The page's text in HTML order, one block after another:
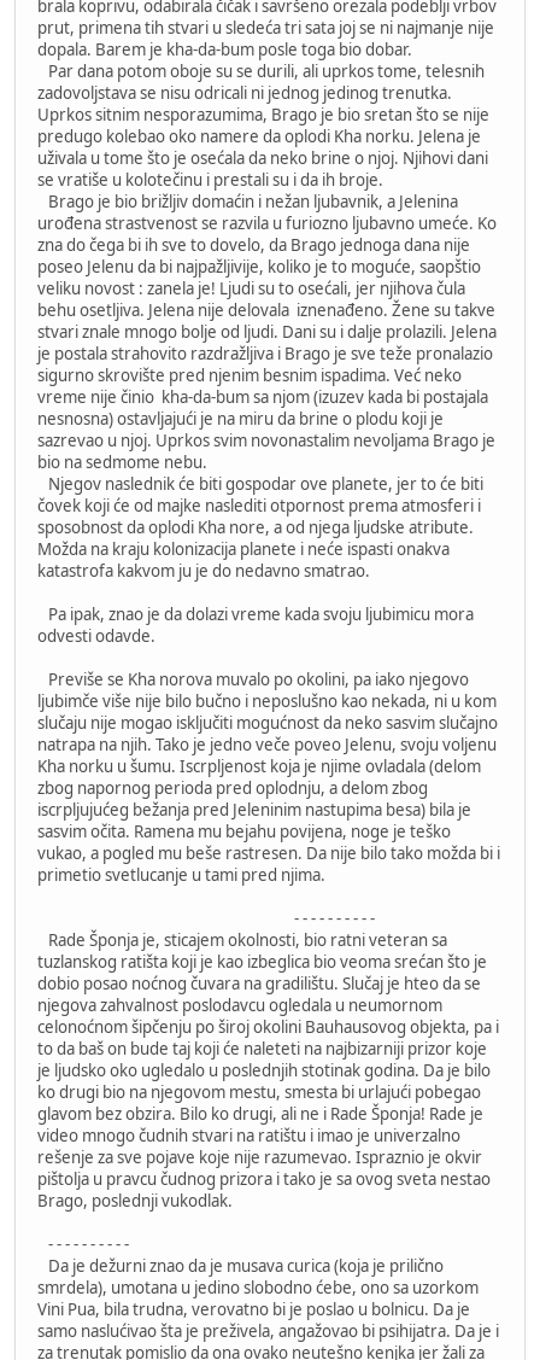
brala koprivu, odabirala čičak i savršeno orezala podeblji vrbov
prut, primena tih stvari u sledeća tri sata joj se ni najmanje nije
dopala. Barem je kha-da-bum posle toga bio dobar.
Par dana potom oboje su se durili, ali uprkos tome, telesnih
zadovoljstava se nisu odricali ni jednog jedinog trenutka.
Uprkos sitnim nesporazumima, Brago je bio sretan što se nije
predugo kolebao oko namere da oplodi Kha norku. Jelena je
uživala u tome što je osećala da neko brine o njoj. Njihovi dani
se vratiše u kolotečinu i prestali su i da ih broje.
Brago je bio brižljiv domaćin i nežan ljubavnik, a Jelenina
urođena strastvenost se razvila u furiozno ljubavno umeće. Ko
zna do čega bi ih sve to dovelo, da Brago jednoga dana nije
poseo Jelenu da bi najpažljivije, koliko je to moguće, saopštio
veliku novost : zanela je! Ljudi su to osećali, jer njihova čula
behu osetljiva. Jelena nije delovala iznenađeno. Žene su takve
stvari znale mnogo bolje od ljudi. Dani su i dalje prolazili. Jelena
je postala strahovito razdražljiva i Brago je sve teže pronalazio
sigurno skrovište pred njenim besnim ispadima. Već neko
vreme nije činio kha-da-bum sa njom (izuzev kada bi postajala
nesnosna) ostavljajući je na miru da brine o plodu koji je
sazrevao u njoj. Uprkos svim novonastalim nevoljama Brago je
bio na sedmome nebu.
Njegov naslednik će biti gospodar ove planete, jer to će biti
čovek koji će od majke naslediti otpornost prema atmosferi i
sposobnost da oplodi Kha nore, a od njega ljudske atribute.
Možda na kraju kolonizacija planete i neće ispasti onakva
katastrofa kakvom ju je do nedavno smatrao.
Pa ipak, znao je da dolazi vreme kada svoju ljubimicu mora
odvesti odavde.
Previše se Kha norova muvalo po okolini, pa iako njegovo
ljubimče više nije bilo bučno i neposlušno kao nekada, ni u kom
slučaju nije mogao isključiti mogućnost da neko sasvim slučajno
natrapa na njih. Tako je jedno veče poveo Jelenu, svoju voljenu
Kha norku u šumu. Iscrpljenost koja je njime ovladala (delom
zbog napornog perioda pred oplodnju, a delom zbog
iscrpljujućeg bežanja pred Jeleninim nastupima besa) bila je
sasvim očita. Ramena mu bejahu povijena, noge je teško
vukao, a pogled mu beše rastresen. Da nije bilo tako možda bi i
primetio svetlucanje u tami pred njima.
- - - - - - - - - -
Rade Šponja je, sticajem okolnosti, bio ratni veteran sa
tuzlanskog ratišta koji je kao izbeglica bio veoma srećan što je
dobio posao noćnog čuvara na gradilištu. Slučaj je hteo da se
njegova zahvalnost poslodavcu ogledala u neumornom
celonoćnom šipčenju po široj okolini Bauhausovog objekta, pa i
to da baš on bude taj koji će naleteti na najbizarniji prizor koje
je ljudsko oko ugledalo u poslednjih stotinak godina. Da je bilo
ko drugi bio na njegovom mestu, smesta bi urlajući pobegao
glavom bez obzira. Bilo ko drugi, ali ne i Rade Šponja! Rade je
video mnogo čudnih stvari na ratištu i imao je univerzalno
rešenje za sve pojave koje nije razumevao. Ispraznio je okvir
pištolja u pravcu čudnog prizora i tako je sa ovog sveta nestao
Brago, poslednji vukodlak.
- - - - - - - - - -
Da je dežurni znao da je musava curica (koja je prilično
smrdela), umotana u jedino slobodno ćebe, ono sa uzorkom
Vini Pua, bila trudna, verovatno bi je poslao u bolnicu. Da je
samo naslućivao šta je preživela, angažovao bi psihijatra. Da je i
za trenutak pomislio da ona ovako neutešno kenjka jer žali za